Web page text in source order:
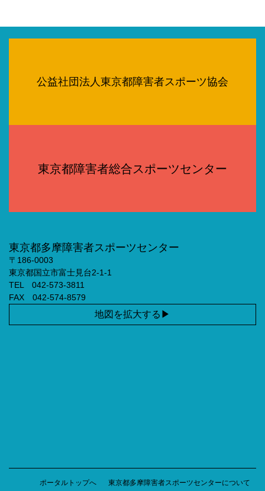
公益社団法人東京都障害者スポーツ協会
東京都障害者総合スポーツセンター
東京都多摩障害者スポーツセンター
〒186-0003
東京都国立市富士見台2-1-1
TEL 042-573-3811
FAX 042-574-8579
地図を拡大する
ポータルトップへ 東京都多摩障害者スポーツセンターについて